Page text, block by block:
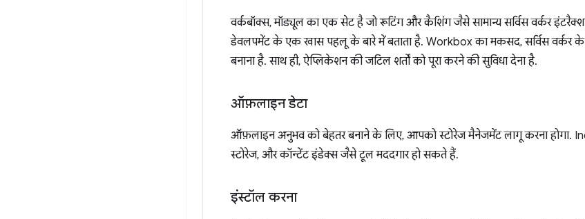
वर्कबॉक्स, मॉड्यूल का एक सेट है जो रूटिंग और कैशिंग जैसे सामान्य सर्विस वर्कर
डेवलपमेंट के एक खास पहलू के बारे में बताता है. Workbox का मकसद, सर्विस वर्कर
बनाना है. साथ ही, ऐप्लिकेशन की जटिल शर्तों को पूरा करने की सुविधा देना है.
ऑफ़लाइन डेटा
ऑफ़लाइन अनुभव को बेहतर बनाने के लिए, आपको स्टोरेज मैनेजमेंट लागू करना होगा.
स्टोरेज, और कॉन्टेंट इंडेक्स जैसे टूल मददगार हो सकते हैं.
इंस्टॉल करना